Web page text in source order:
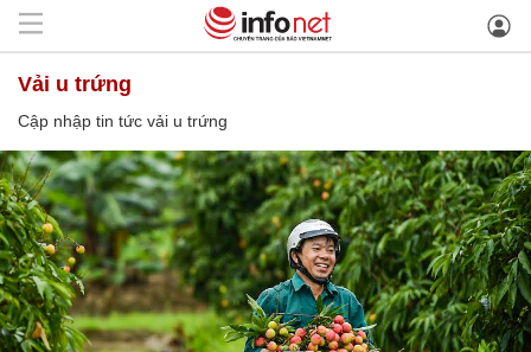
vải u trứng
Cập nhập tin tức vải u trứng